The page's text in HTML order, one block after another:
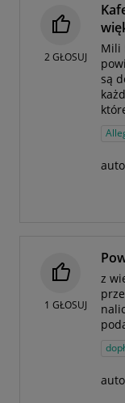
2GŁOSUJ
Mili
są
1 GŁOSUJ
z